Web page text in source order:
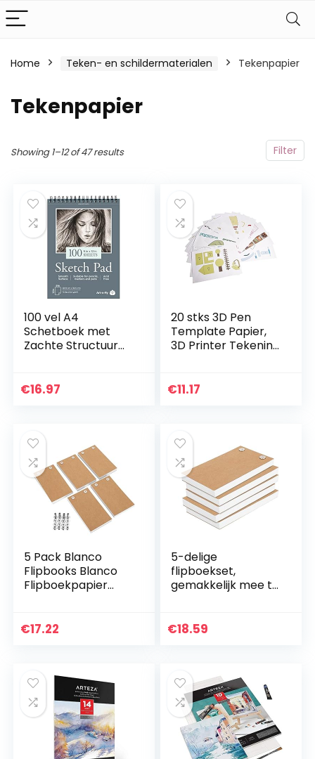
Home Teken- en schildermaterialen Tekenpapier
Tekenpapier
Filter
Showing 1–12 of 47 results
100 vel A4
Schetboek met
Zachte Structuur
Pennen, markers
€16.97
20 stks 3D Pen
Template Papier,
3D Printer Tekening
Printer, 40 Cartoon
€11.17
5 Pack Blanco
Flipbooks Blanco
Flipboekpapier
Flipbook
€17.22
5-delige
flipboekset,
gemakkelijk mee te
kalligrafie en
€18.59